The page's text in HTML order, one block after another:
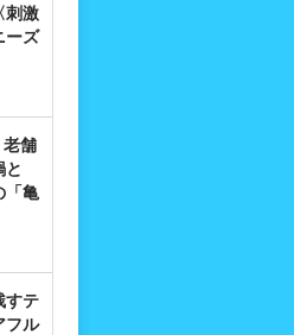
刺激
ーズ
老舗
と
「亀
すテ
フル